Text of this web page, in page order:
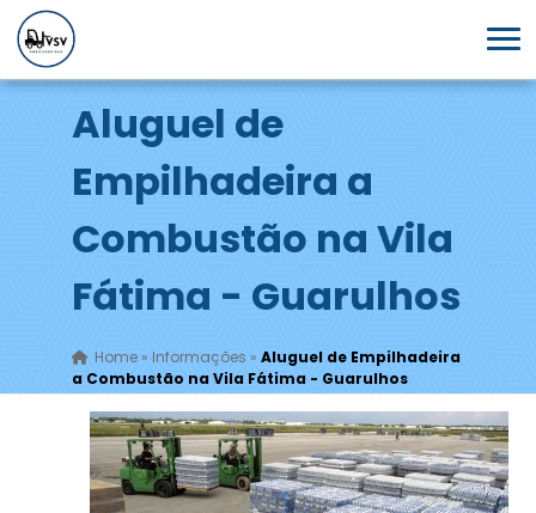
Aluguel de
Empilhadeira a
Combustão na Vila
Fátima - Guarulhos
Home» Informações » Aluguel de Empilhadeira
a Combustão na Vila Fátima - Guarulhos